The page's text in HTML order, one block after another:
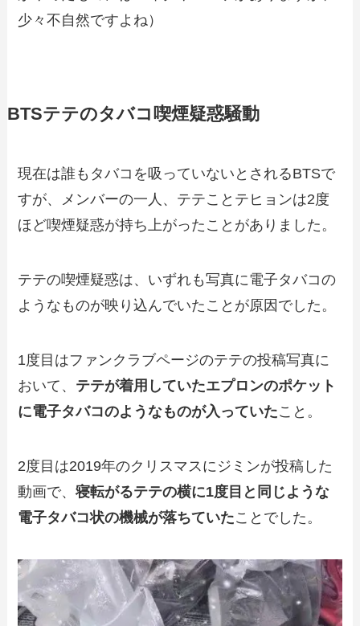
少々不自然ですよね）
BTSテテのタバコ喫煙疑惑騒動
現在は誰もタバコを吸っていないとされるBTSで
すが、メンバーの一人、テテことテヒョンは2度
ほど喫煙疑惑が持ち上がったことがありました。
テテの喫煙疑惑は、いずれも写真に電子タバコの
ようなものが映り込んでいたことが原因でした。
1度目はファンクラブページのテテの投稿写真に
おいて、 テテが着用していたエプロンのポケット
に電子タバコのようなものが入っていたこと。
2度目は2019年のクリスマスにジミンが投稿した
動画で、寝転がるテテの横に1度目と同じような
電子タバコ状の機械が落ちていたことでした。